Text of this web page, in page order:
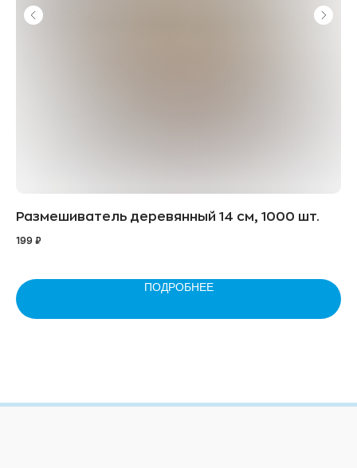
Размешиватель деревянный 14 см, 1000 шт.
199 ₽
ПОДРОБНЕЕ